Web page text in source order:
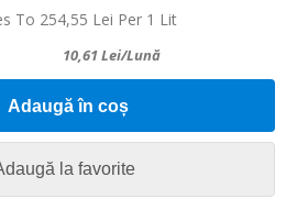
To 254,55 Lei Per 1 Lit
10,61Lei/lună
Adaugă în coș
la favorite